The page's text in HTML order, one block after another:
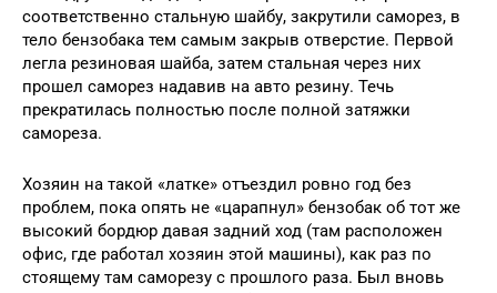
соответственно стальную шайбу, закрутили саморез, в
тело бензобака тем самым закрыв отверстие. Первой
легла резиновая шайба, затем стальная через них
прошел саморез надавив на авто резину. Течь
прекратилась полностью после полной затяжки
самореза.
Хозяин на такой «латке» отъездил ровно год без
проблем, пока опять не «царапнул» бензобак об тот же
высокий бордюр давая задний ход (там расположен
офис, где работал хозяин этой машины), как раз по
стоящему там саморезу с прошлого раза. Был вновь